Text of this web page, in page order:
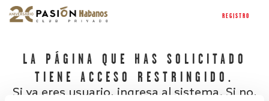
REGISTRO
LA PÁGINA QUE HAS SOLICITADO
TIENE ACCESO RESTRINGIDO.
Si ya eres usuario, ingresa al sistema. Si no,